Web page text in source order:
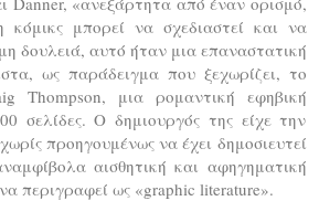
μπορεί να σχεδιαστεί και να
δουλειά, αυτό ήταν μια επαναστατική
ως παράδειγμα που ξεχωρίζει, το
Thompson, μια ρομαντική εφηβική
σελίδες. Ο δημιουργός της είχε την
προηγουμένως να έχει δημοσιευτεί
αισθητική και αφηγηματική
περιγραφεί ως «graphic literature».